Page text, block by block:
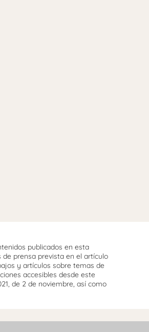
publicados en esta
de prensa prevista en el artículo
y artículos sobre temas de
accesibles desde este
de 2 de noviembre, así como